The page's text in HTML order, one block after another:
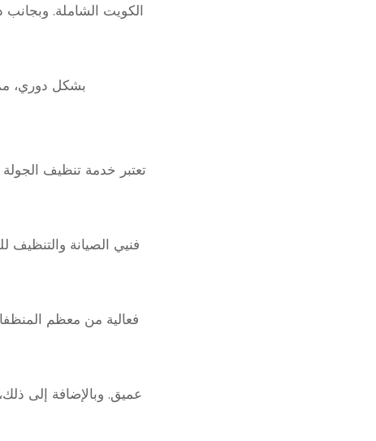
الكويت الشاملة.
بشكل دوري،
تعتبر خدمة تنظيف
فنيي الصيانة
فعالية من معظم
عميق. وبالإضافة إلى